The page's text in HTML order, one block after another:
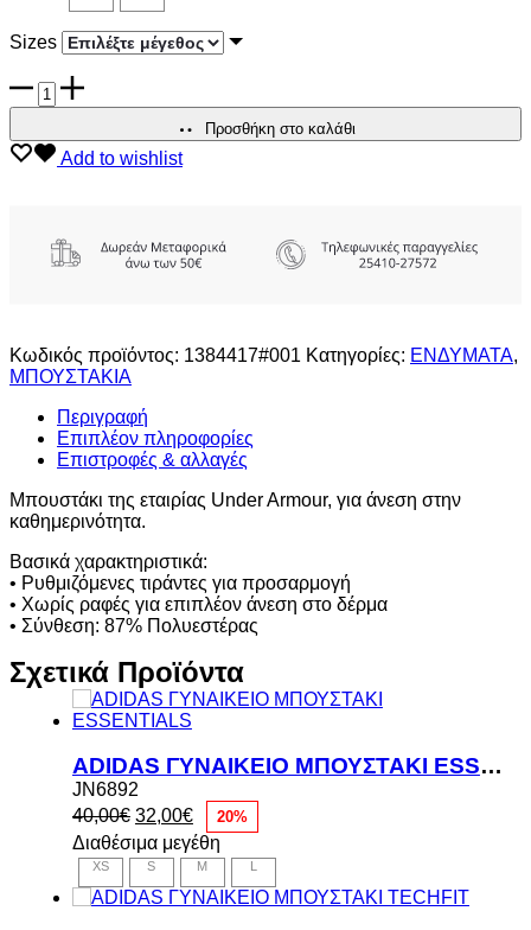
Sizes
UNDER
ARMOUR
ΜΠΟΥΣΤΑΚΙ
SEAMLESS
Προσθήκη στο καλάθι
Add to wishlist
Κωδικός προϊόντος: 1384417#001 Κατηγορίες: ΕΝΔΥΜΑΤΑ,
ΜΠΟΥΣΤΑΚΙΑ
Περιγραφή
Επιπλέον πληροφορίες
Επιστροφές & αλλαγές
Μπουστάκι της εταιρίας Under Armour, για άνεση στην
καθημερινότητα.
Βασικά χαρακτηριστικά:
• Ρυθμιζόμενες τιράντες για προσαρμογή
• Χωρίς ραφές για επιπλέον άνεση στο δέρμα
• Σύνθεση: 87% Πολυεστέρας
Σχετικά Προϊόντα
ADIDAS ΓΥΝΑΙΚΕΙΟ ΜΠΟΥΣΤΑΚΙ ESSENTIALS
JN6892
40,00€ Original
price
was:
40,00€.
32,00€Η
τρέχουσα
τιμή
είναι:
32,00€.
20%
Διαθέσιμα μεγέθη
XS S M